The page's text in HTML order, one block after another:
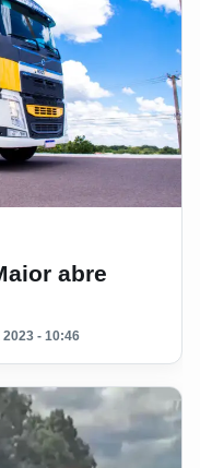
abre
2023 - 10:46